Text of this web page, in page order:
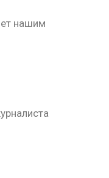
нашим